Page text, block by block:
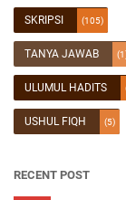
SKRIPSI (105)
TANYA JAWAB
ULUMUL HADITS
USHUL FIQH (5)
RECENT POST